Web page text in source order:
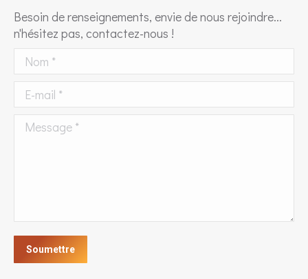
Besoin de renseignements, envie de nous rejoindre...
n'hésitez pas, contactez-nous !
Nom *
E-mail *
Message *
Soumettre